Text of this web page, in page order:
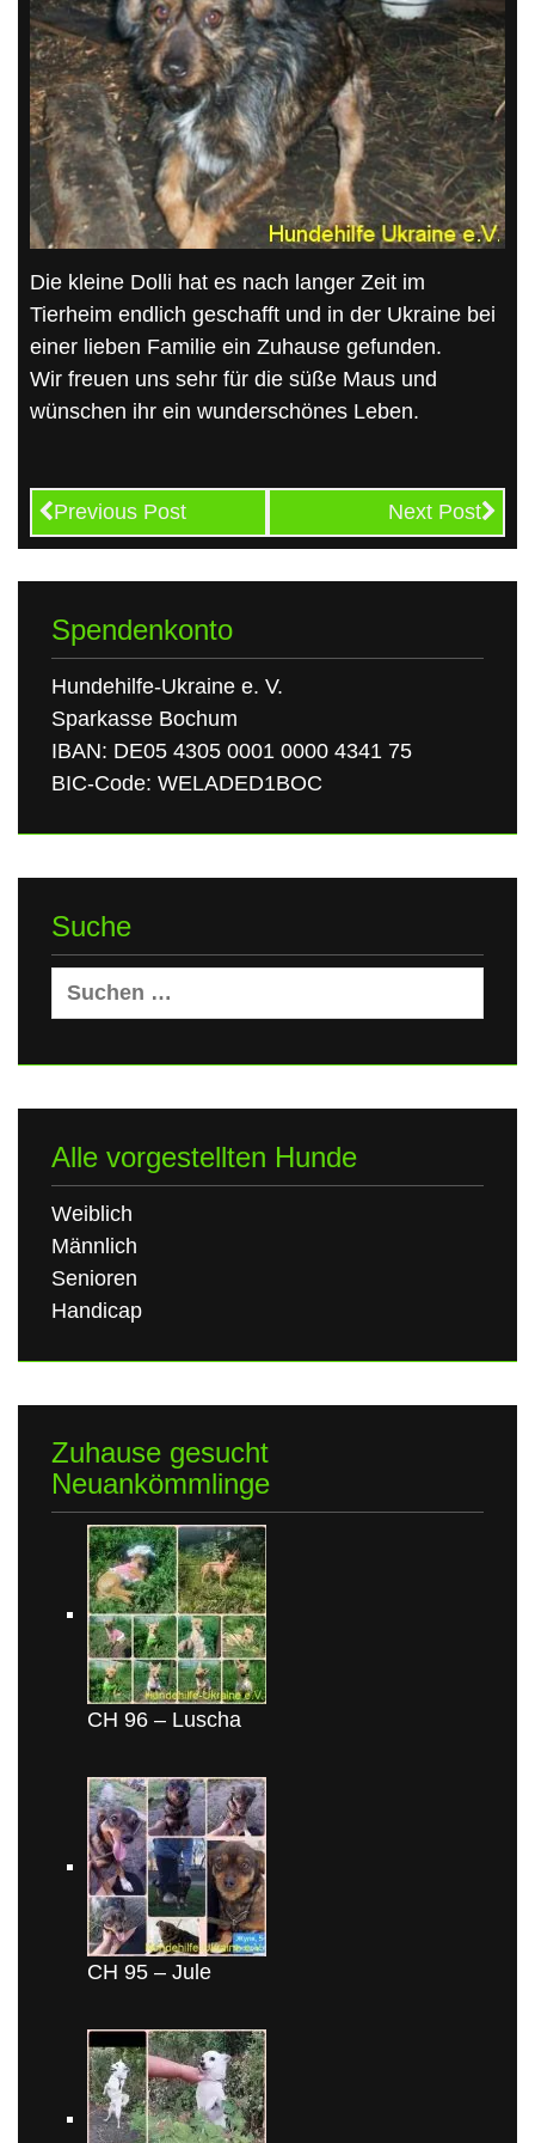
Die kleine Dolli hat es nach langer Zeit im
Tierheim endlich geschafft und in der Ukraine bei
einer lieben Familie ein Zuhause gefunden.
Wir freuen uns sehr für die süße Maus und
wünschen ihr ein wunderschönes Leben.
Previous Post Next Post
Spendenkonto
Hundehilfe-Ukraine e. V.
Sparkasse Bochum
IBAN: DE05 4305 0001 0000 4341 75
BIC-Code: WELADED1BOC
Suche
Suchen
nach:
Alle vorgestellten Hunde
Weiblich
Männlich
Senioren
Handicap
Zuhause gesucht
Neuankömmlinge
CH 96 – Luscha
CH 95 – Jule